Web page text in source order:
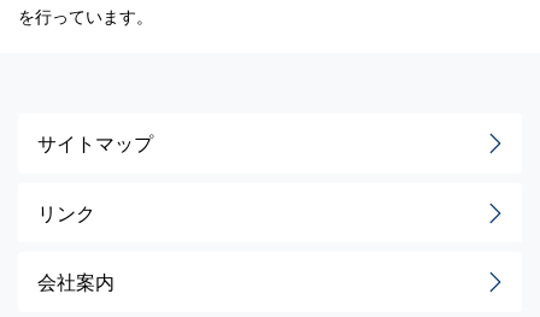
を行っています。
サイトマップ
リンク
会社案内